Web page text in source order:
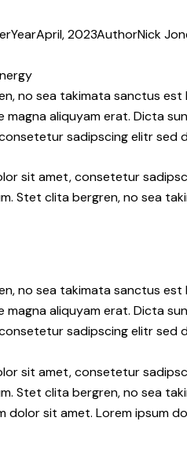
YearApril, 2023AuthorNick
no sea takimata sanctus
magna aliquyam erat. Dicta
sadipscing elitr sed
sit amet, consetetur
Stet clita bergren, no sea
no sea takimata sanctus
magna aliquyam erat. Dicta
sadipscing elitr sed
sit amet, consetetur
Stet clita bergren, no sea
dolor sit amet. Lorem ipsum